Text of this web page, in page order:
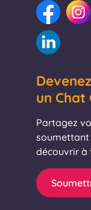
un Chat
Partagez
découvrir à